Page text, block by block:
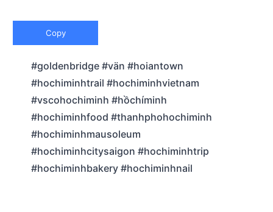
Copy
#goldenbridge #vän #hoiantown
#hochiminhtrail #hochiminhvietnam
#vscohochiminh #hồchíminh
#hochiminhfood #thanhphohochiminh
#hochiminhmausoleum
#hochiminhcitysaigon #hochiminhtrip
#hochiminhbakery #hochiminhnail